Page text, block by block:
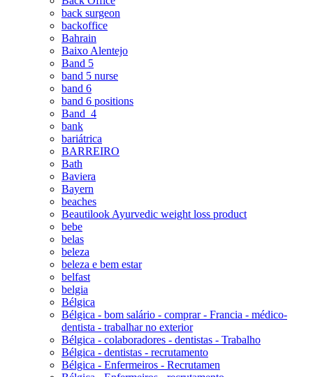
back surgeon
backoffice
Bahrain
Baixo Alentejo
Band 5
band 5 nurse
band 6
band 6 positions
Band_4
bank
bariátrica
BARREIRO
Bath
Baviera
Bayern
beaches
Beautilook Ayurvedic weight loss product
bebe
belas
beleza
beleza e bem estar
belfast
belgia
Bélgica
Bélgica - bom salário - comprar - Francia - médico-
dentista - trabalhar no exterior
Bélgica - colaboradores - dentistas - Trabalho
Bélgica - dentistas - recrutamento
Bélgica - Enfermeiros - Recrutamen